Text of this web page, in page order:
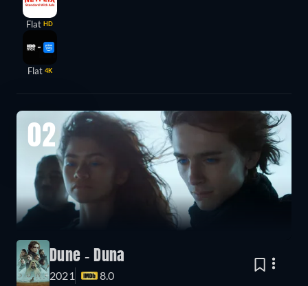
Flat HD
Flat 4K
02
Dune - Duna
2021 8.0